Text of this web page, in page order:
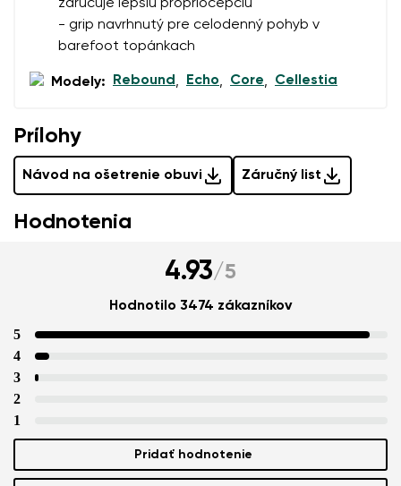
zaručuje lepšiu propriocepciu
- grip navrhnutý pre celodenný pohyb v
barefoot topánkach
Modely: Rebound , Echo, Core, Cellestia
Prílohy
Návod na ošetrenie obuvi Záručný list
Hodnotenia
4.93/5
Hodnotilo 3474 zákazníkov
5
4
3
2
1
Pridať hodnotenie